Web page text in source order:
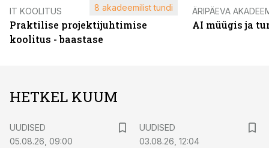
IT KOOLITUS
Praktilise projektijuhtimise
koolitus - baastase
8 akadeemilist tundi ÄRIPÄEVA
AI müügis ja
HETKEL KUUM
UUDISED
05.08.26, 09:00
UUDISED
03.08.26, 12:04